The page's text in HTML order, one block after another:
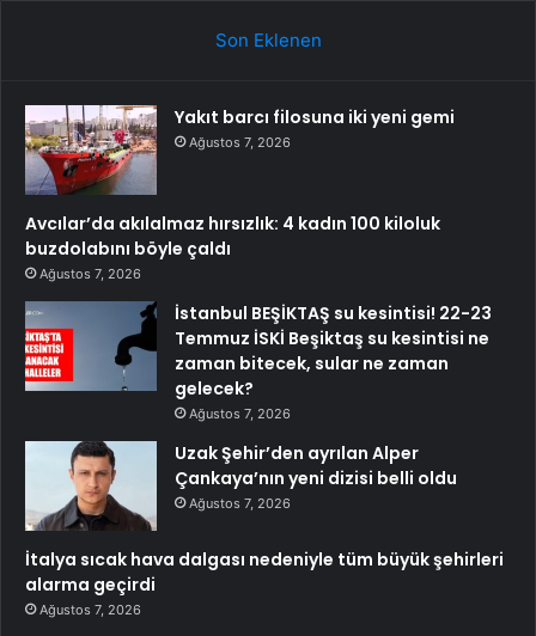
Son Eklenen
Yakıt barcı filosuna iki yeni gemi
Ağustos 7, 2026
Avcılar’da akılalmaz hırsızlık: 4 kadın 100 kiloluk
buzdolabını böyle çaldı
Ağustos 7, 2026
İstanbul BEŞİKTAŞ su kesintisi! 22-23
Temmuz İSKİ Beşiktaş su kesintisi ne
zaman bitecek, sular ne zaman
gelecek?
Ağustos 7, 2026
Uzak Şehir’den ayrılan Alper
Çankaya’nın yeni dizisi belli oldu
Ağustos 7, 2026
İtalya sıcak hava dalgası nedeniyle tüm büyük şehirleri
alarma geçirdi
Ağustos 7, 2026